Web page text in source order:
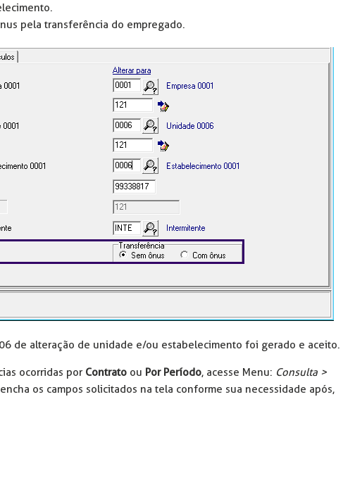
pela transferência do empregado.
de alteração de unidade e/ou estabelecimento foi gerado e aceito.
ocorridas por Contrato ou Por Período, acesse Menu: Consulta >
os campos solicitados na tela conforme sua necessidade após,